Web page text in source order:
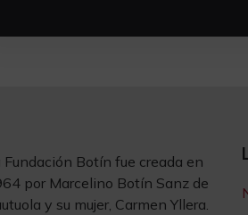
Fundación Botín fue creada en
por Marcelino Botín Sanz de
y su mujer, Carmen Yllera.